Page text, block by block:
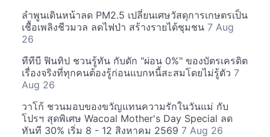
ลำพูนเดินหน้าลด PM2.5 เปลี่ยนเศษวัสดุการเกษตรเป็น
เชื้อเพลิงชีวมวล ลดไฟป่า สร้างรายได้ชุมชน 7 Aug
26
ทีทีบี ฟินทิป ชวนรู้ทัน กับดัก "ผ่อน 0%" ของบัตรเครดิต
เรื่องจริงที่ทุกคนต้องรู้ก่อนแบกหนี้สะสมโดยไม่รู้ตัว 7
Aug 26
วาโก้ ชวนมอบของขวัญแทนความรักในวันแม่ กับ
โปรฯ สุดพิเศษ Wacoal Mother's Day Special ลด
ทันที 30% เริ่ม 8 - 12 สิงหาคม 2569 7 Aug 26